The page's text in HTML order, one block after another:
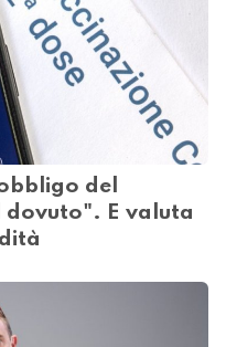
del
dovuto". E valuta